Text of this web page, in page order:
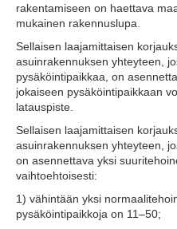
rakentamiseen on haettava
mukainen rakennuslupa.
Sellaisen laajamittaisen
asuinrakennuksen yhteyteen,
pysäköintipaikkaa, on
jokaiseen pysäköintipaikkaan
latauspiste.
Sellaisen laajamittaisen
asuinrakennuksen yhteyteen,
on asennettava yksi
vaihtoehtoisesti:
1) vähintään yksi
pysäköintipaikkoja on 11–50;